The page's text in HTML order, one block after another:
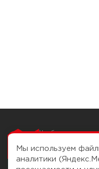
Чтобы вам легко
Мы используем
аналитики